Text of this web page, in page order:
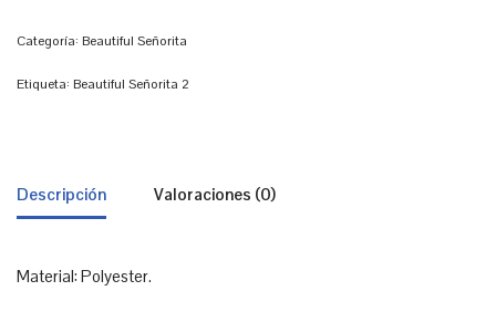
Categoría: Beautiful Señorita
Etiqueta: Beautiful Señorita 2
Descripción Valoraciones (0)
Material: Polyester.